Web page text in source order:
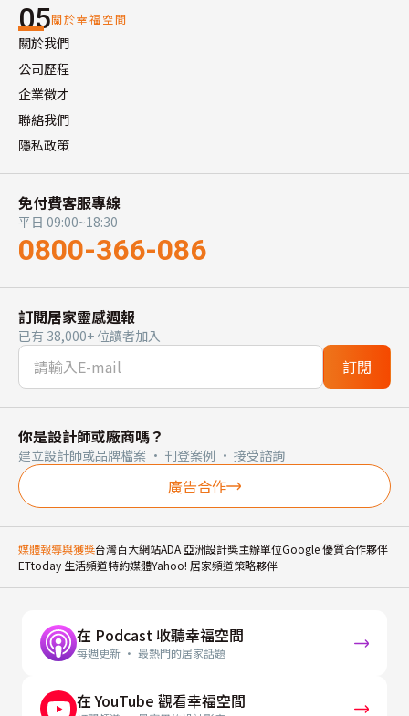
05關於幸福空間
關於我們
公司歷程
企業徵才
聯絡我們
隱私政策
免付費客服專線
平日 09:00~18:30
0800-366-086
訂閱居家靈感週報
已有 38,000+ 位讀者加入
訂閱
你是設計師或廠商嗎？
建立設計師或品牌檔案 · 刊登案例 · 接受諮詢
廣告合作
媒體報導與獲獎台灣百大網站ADA 亞洲設計獎主辦單位Google 優質合作夥伴
ETtoday 生活頻道特約媒體Yahoo! 居家頻道策略夥伴
在 Podcast 收聽幸福空間
每週更新 · 最熱門的居家話題
在 YouTube 觀看幸福空間